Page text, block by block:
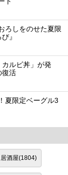
ろしをのせた夏限
』
カルビ丼」が発
復活
夏限定ベーグル3
居酒屋(1804)